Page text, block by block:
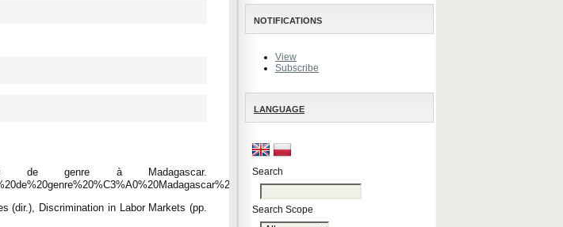
NOTIFICATIONS
View
Subscribe
LANGUAGE
Search
Search Scope
de genre à Madagascar.
(dir.), Discrimination in Labor Markets (pp.